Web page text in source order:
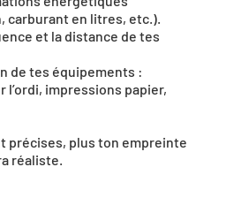
carburant en litres, etc.).
et la distance de tes
de tes équipements :
l’ordi, impressions papier,
précises, plus ton empreinte
réaliste.